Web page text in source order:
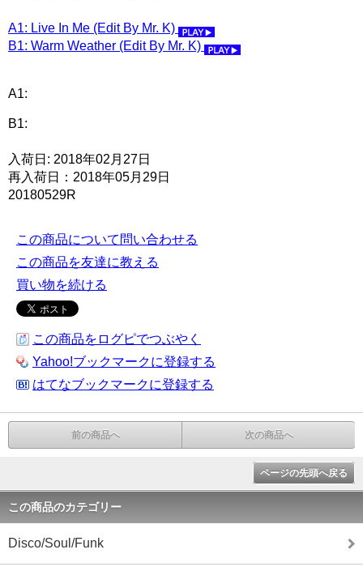
A1: Live In Me (Edit By Mr. K)
B1: Warm Weather (Edit By Mr. K)
A1:
B1:
入荷日: 2018年02月27日
再入荷日：2018年05月29日
20180529R
この商品について問い合わせる
この商品を友達に教える
買い物を続ける
この商品をログピでつぶやく
Yahoo!ブックマークに登録する
はてなブックマークに登録する
前の商品へ 次の商品へ
ページの先頭へ戻る
この商品のカテゴリー
Disco/Soul/Funk